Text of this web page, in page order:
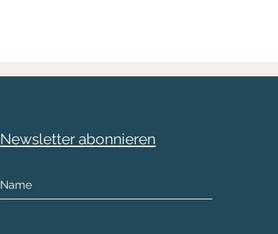
Newsletter abonnieren